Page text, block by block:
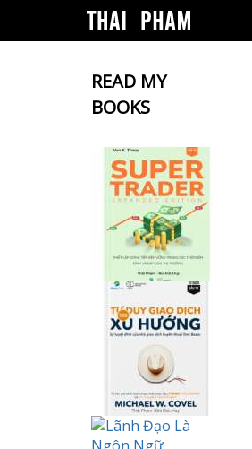
READ MY
BOOKS